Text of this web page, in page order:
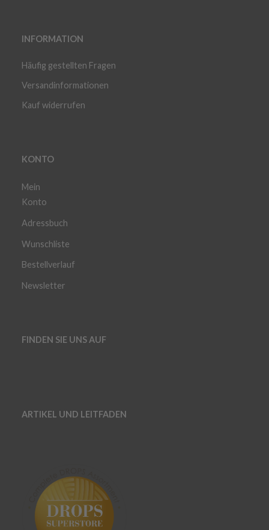
INFORMATION
Häufig gestellten Fragen
Versandinformationen
Kauf widerrufen
KONTO
Mein
Konto
Adressbuch
Wunschliste
Bestellverlauf
Newsletter
FINDEN SIE UNS AUF
ARTIKEL UND LEITFADEN